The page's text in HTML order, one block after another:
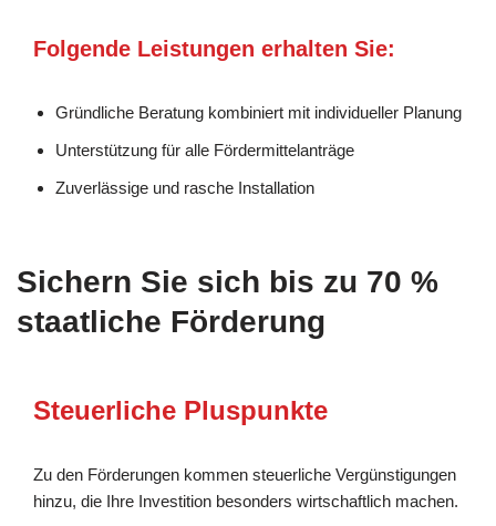
Folgende Leistungen erhalten Sie:
Gründliche Beratung kombiniert mit individueller Planung
Unterstützung für alle Fördermittelanträge
Zuverlässige und rasche Installation
Sichern Sie sich bis zu 70 %
staatliche Förderung
Steuerliche Pluspunkte
Zu den Förderungen kommen steuerliche Vergünstigungen
hinzu, die Ihre Investition besonders wirtschaftlich machen.